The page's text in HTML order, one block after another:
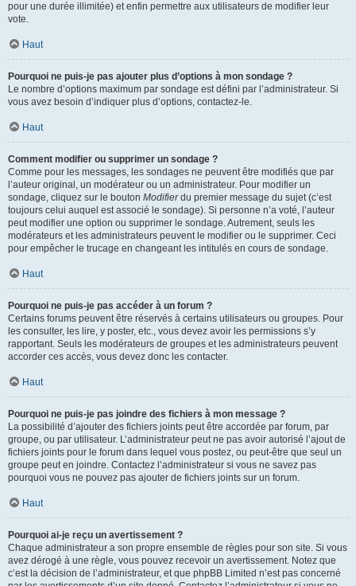
pour une durée illimitée) et enfin permettre aux utilisateurs de modifier leur
vote.
Haut
Pourquoi ne puis-je pas ajouter plus d’options à mon sondage ?
Le nombre d’options maximum par sondage est défini par l’administrateur. Si
vous avez besoin d’indiquer plus d’options, contactez-le.
Haut
Comment modifier ou supprimer un sondage ?
Comme pour les messages, les sondages ne peuvent être modifiés que par
l’auteur original, un modérateur ou un administrateur. Pour modifier un
sondage, cliquez sur le bouton Modifierdu premier message du sujet (c’est
toujours celui auquel est associé le sondage). Si personne n’a voté, l’auteur
peut modifier une option ou supprimer le sondage. Autrement, seuls les
modérateurs et les administrateurs peuvent le modifier ou le supprimer. Ceci
pour empêcher le trucage en changeant les intitulés en cours de sondage.
Haut
Pourquoi ne puis-je pas accéder à un forum ?
Certains forums peuvent être réservés à certains utilisateurs ou groupes. Pour
les consulter, les lire, y poster, etc., vous devez avoir les permissions s’y
rapportant. Seuls les modérateurs de groupes et les administrateurs peuvent
accorder ces accès, vous devez donc les contacter.
Haut
Pourquoi ne puis-je pas joindre des fichiers à mon message ?
La possibilité d’ajouter des fichiers joints peut être accordée par forum, par
groupe, ou par utilisateur. L’administrateur peut ne pas avoir autorisé l’ajout de
fichiers joints pour le forum dans lequel vous postez, ou peut-être que seul un
groupe peut en joindre. Contactez l’administrateur si vous ne savez pas
pourquoi vous ne pouvez pas ajouter de fichiers joints sur un forum.
Haut
Pourquoi ai-je reçu un avertissement ?
Chaque administrateur a son propre ensemble de règles pour son site. Si vous
avez dérogé à une règle, vous pouvez recevoir un avertissement. Notez que
c’est la décision de l’administrateur, et que phpBB Limited n’est pas concerné